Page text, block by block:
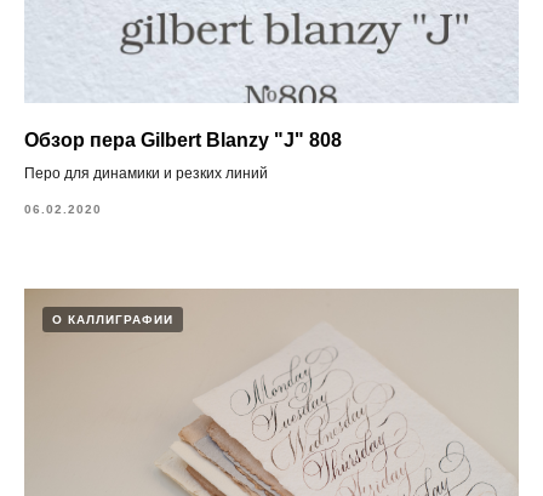
Обзор пера Gilbert Blanzy "J" 808
Перо для динамики и резких линий
06.02.2020
О КАЛЛИГРАФИИ